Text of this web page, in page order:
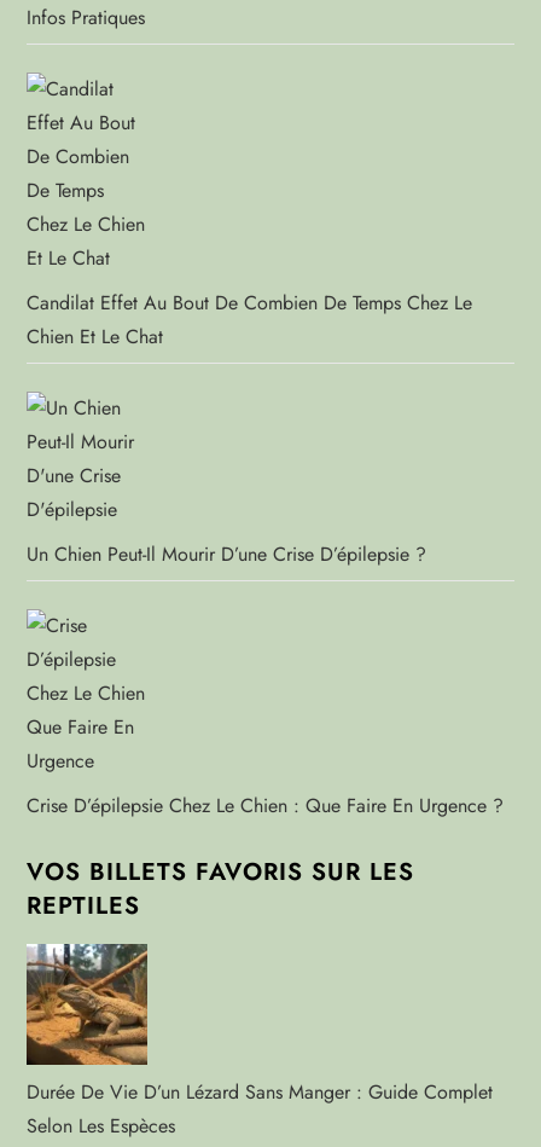
Infos Pratiques
Candilat Effet Au Bout De Combien De Temps Chez Le
Chien Et Le Chat
Un Chien Peut-Il Mourir D’une Crise D’épilepsie ?
Crise D’épilepsie Chez Le Chien : Que Faire En Urgence ?
VOS BILLETS FAVORIS SUR LES
REPTILES
Durée De Vie D’un Lézard Sans Manger : Guide Complet
Selon Les Espèces